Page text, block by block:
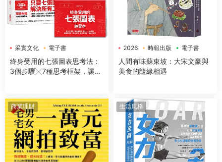
采實文化 電子書
終身受用的七張圖表思考法：
3個步驟╳7種思考框架，讓你
表練習本】
2026 時報出版 電子書
人間有味蘇東坡：大宋文豪與
美食的隨緣相遇
商業理財 生活風格